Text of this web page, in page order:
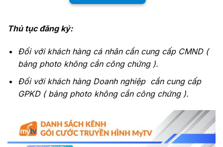
Thủ tục đăng ký:
Đối với khách hàng cá nhân cần cung cấp CMND (
bảng photo không cần công chứng ).
Đối với khách hàng Doanh nghiệp cần cung cấp
GPKD ( bảng photo không cần công chứng ).